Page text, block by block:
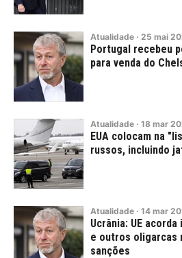
Atualidade · 25 mai
Portugal recebeu
para venda do
Atualidade · 18 mar
EUA colocam na
russos, incluindo
Atualidade · 14 mar
Ucrânia: UE
e outros oligarcas
sanções